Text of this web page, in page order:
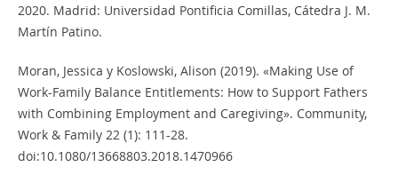
2020. Madrid: Universidad Pontificia Comillas, Cátedra J. M.
Martín Patino.
Moran, Jessica y Koslowski, Alison (2019). «Making Use of
Work-Family Balance Entitlements: How to Support Fathers
with Combining Employment and Caregiving». Community,
Work & Family 22 (1): 111-28.
doi:10.1080/13668803.2018.1470966